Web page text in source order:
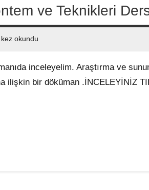
ve Teknikleri
okundu
inceleyelim. Araştırma ve
ilişkin bir döküman .İNCELEYİNİZ